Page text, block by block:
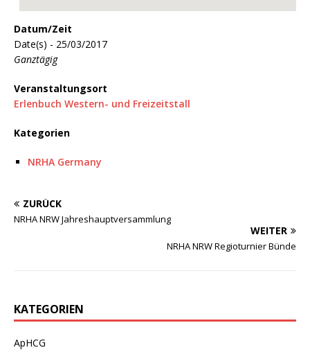
Datum/Zeit
Date(s) - 25/03/2017
Ganztägig
Veranstaltungsort
Erlenbuch Western- und Freizeitstall
Kategorien
NRHA Germany
ZURÜCK
NRHA NRW Jahreshauptversammlung
WEITER
NRHA NRW Regioturnier Bünde
KATEGORIEN
ApHCG